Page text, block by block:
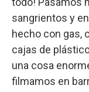
sangrientos y
hecho con gas,
cajas de
una cosa
filmamos en